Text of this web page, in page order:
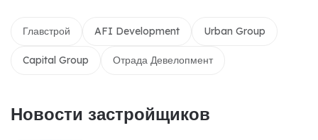
Главстрой AFI Development Urban Group
Capital Group Отрада Девелопмент
Новости застройщиков